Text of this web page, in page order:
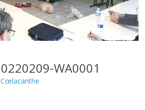
WA0001